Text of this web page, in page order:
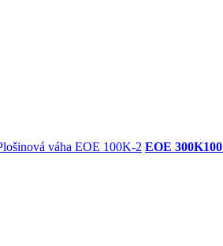
váha EOE 100K-2 EOE 300K100